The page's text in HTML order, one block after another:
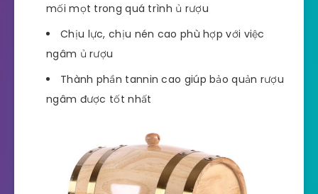
mối mọt trong quá trình ủ rượu
Chịu lực, chịu nén cao phù hợp với việc
ngâm ủ rượu
Thành phần tannin cao giúp bảo quản rượu
ngâm được tốt nhất